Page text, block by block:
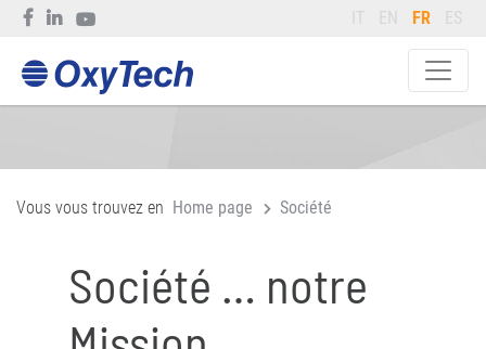
IT EN FR ES
Vous vous trouvez en Home page Société
Société … notre